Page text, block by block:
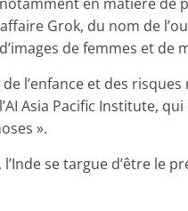
Grok, du nom de
de femmes et de
l’enfance et des
Asia Pacific Institute,
».
se targue d’être le